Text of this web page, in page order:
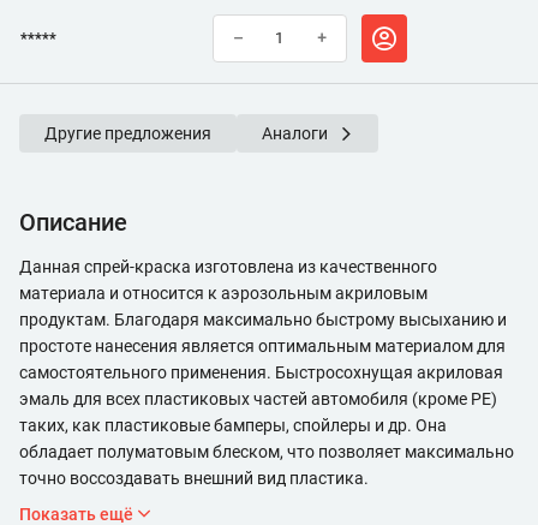
***** – +
Другие предложения Аналоги
Описание
Данная спрей-краска изготовлена из качественного
материала и относится к аэрозольным акриловым
продуктам. Благодаря максимально быстрому высыханию и
простоте нанесения является оптимальным материалом для
самостоятельного применения. Быстросохнущая акриловая
эмаль для всех пластиковых частей автомобиля (кроме РЕ)
таких, как пластиковые бамперы, спойлеры и др. Она
обладает полуматовым блеском, что позволяет максимально
точно воссоздавать внешний вид пластика.
Показать ещё